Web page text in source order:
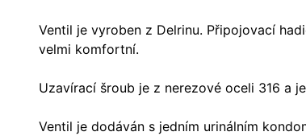
Ventil je vyroben z Delrinu. Připojovací
velmi komfortní.
Uzavírací šroub je z nerezové oceli 316 a
Ventil je dodáván s jedním urinálním